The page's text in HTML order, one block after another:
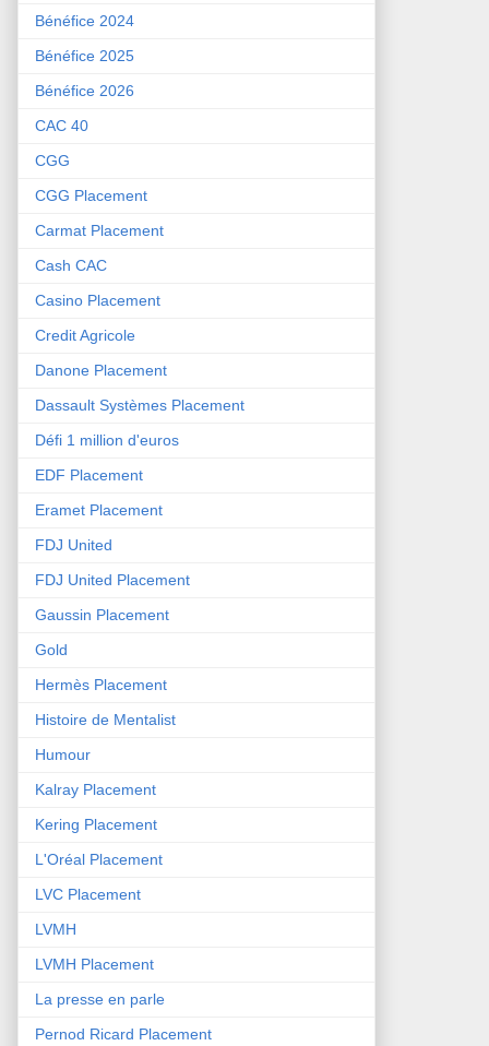
Bénéfice 2024
Bénéfice 2025
Bénéfice 2026
CAC 40
CGG
CGG Placement
Carmat Placement
Cash CAC
Casino Placement
Credit Agricole
Danone Placement
Dassault Systèmes Placement
Défi 1 million d'euros
EDF Placement
Eramet Placement
FDJ United
FDJ United Placement
Gaussin Placement
Gold
Hermès Placement
Histoire de Mentalist
Humour
Kalray Placement
Kering Placement
L'Oréal Placement
LVC Placement
LVMH
LVMH Placement
La presse en parle
Pernod Ricard Placement